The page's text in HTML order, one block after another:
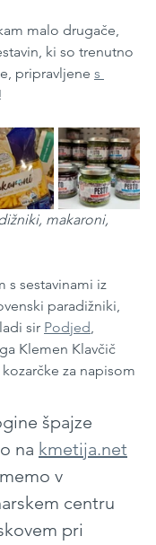
malo drugače,
ki so trenutno
pripravljene s
makaroni,
s sestavinami iz
paradižniki,
sir Podjed,
Klemen Klavčič
za napisom
špajze
na kmetija.net
v
centru
pri